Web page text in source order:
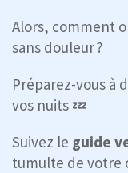
Alors, comment
sans douleur ?
Préparez-vous à
vos nuits 💤
Suivez le guide
tumulte de votre